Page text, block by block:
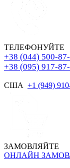
ТЕЛЕФОНУЙТЕ
+38 (044) 500-
+38 (095) 917-
США +1 (949)
ЗАМОВЛЯЙТЕ
ОНЛАЙН